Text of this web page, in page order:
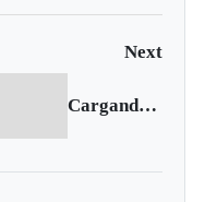
Next
Cargando siguiente...